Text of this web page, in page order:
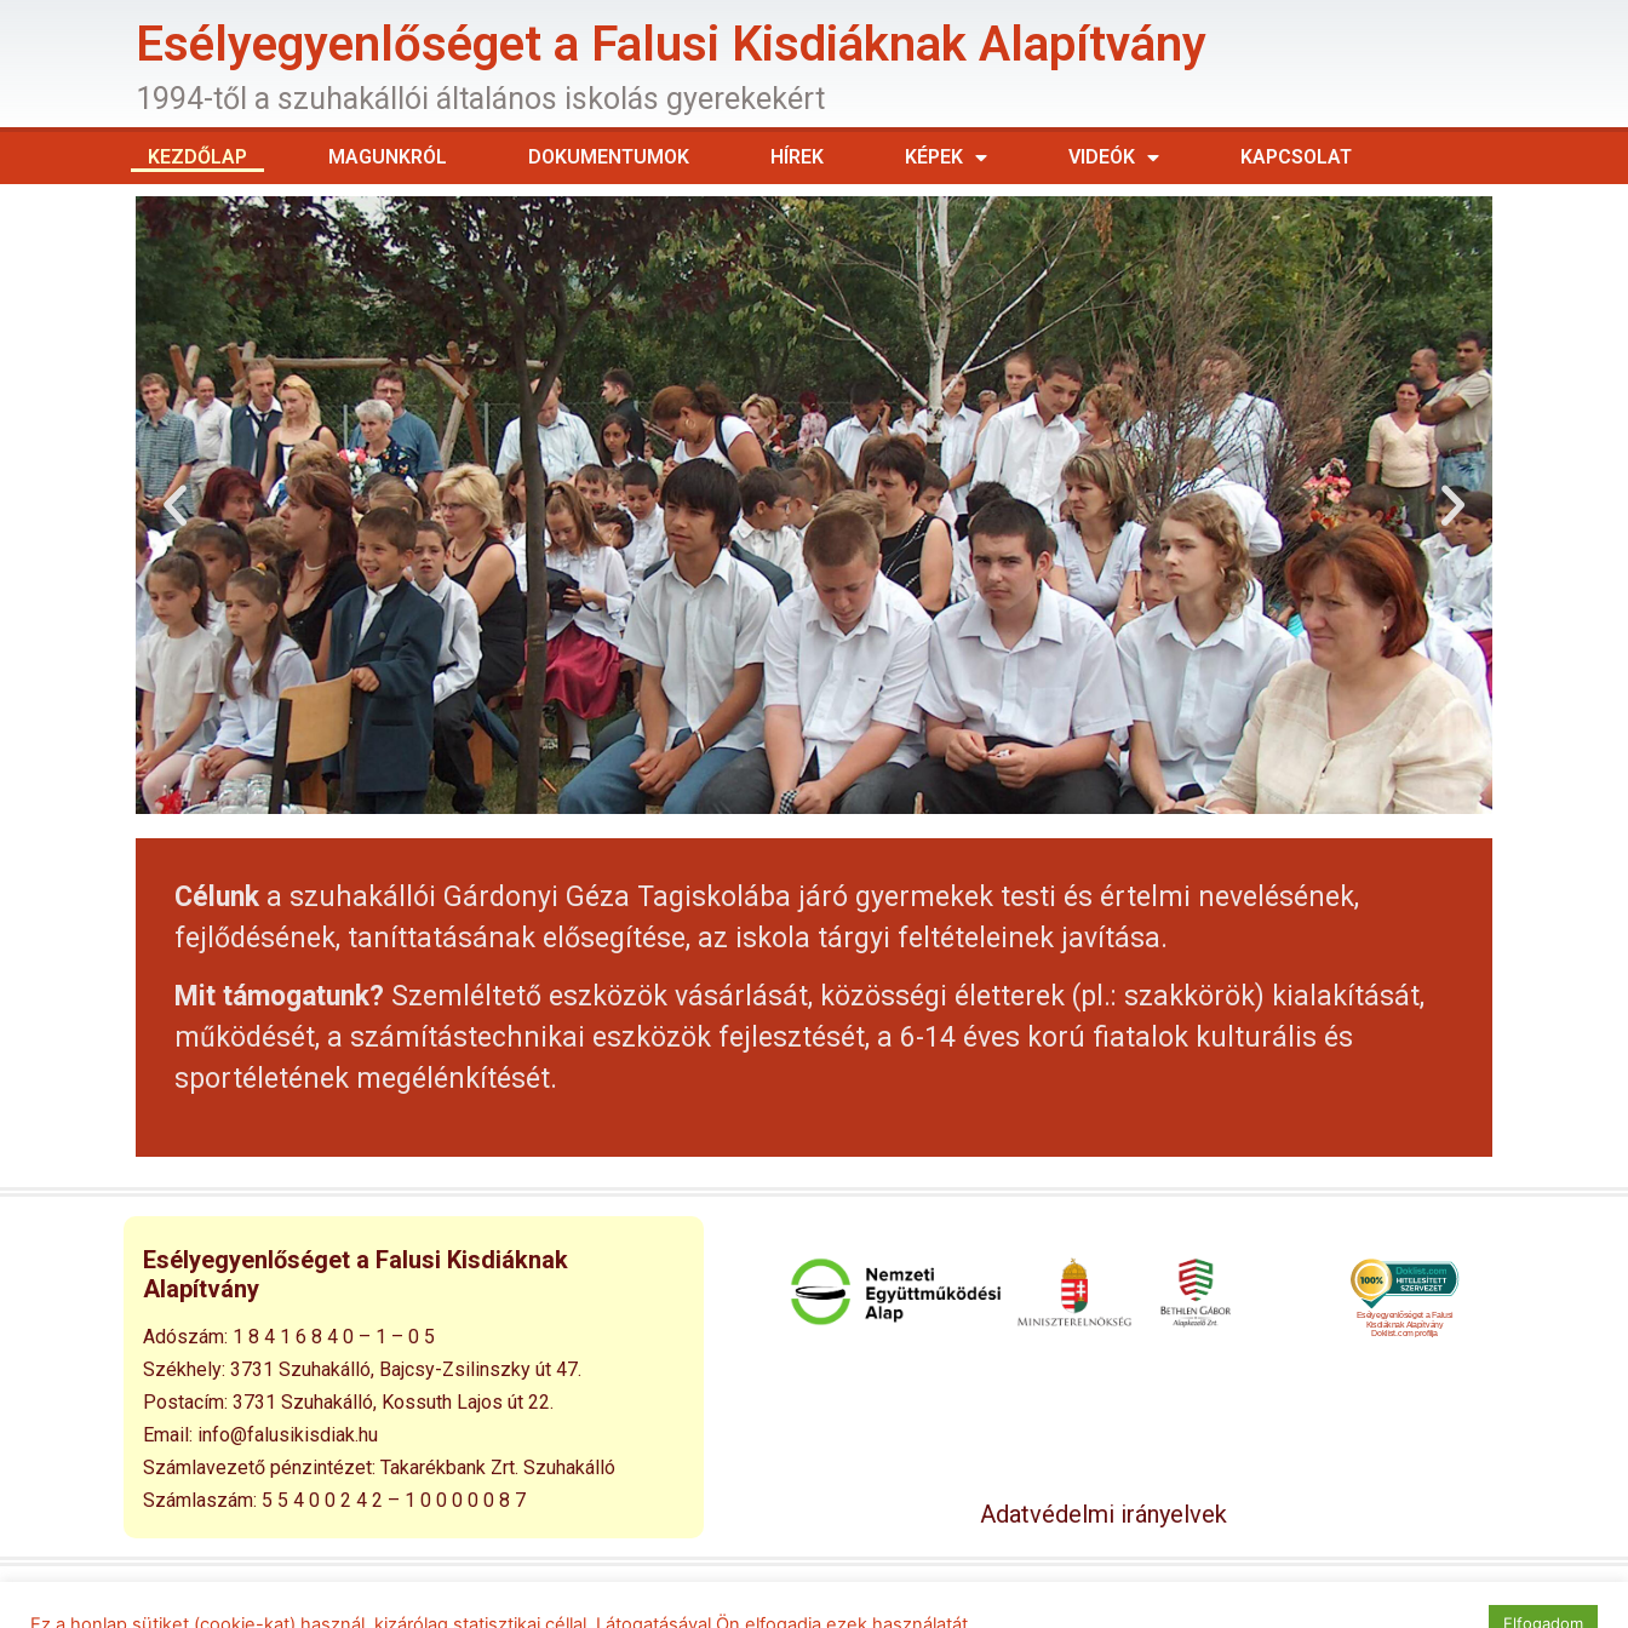
Esélyegyenlőséget a Falusi Kisdiáknak Alapítvány
1994-től a szuhakállói általános iskolás gyerekekért
KEZDŐLAP MAGUNKRÓL DOKUMENTUMOK HÍREK KÉPEK VIDEÓK KAPCSOLAT
Célunk a szuhakállói Gárdonyi Géza Tagiskolába járó gyermekek testi és értelmi nevelésének,
fejlődésének, taníttatásának elősegítése, az iskola tárgyi feltételeinek javítása.
Mit támogatunk? Szemléltető eszközök vásárlását, közösségi életterek (pl.: szakkörök) kialakítását,
működését, a számítástechnikai eszközök fejlesztését, a 6-14 éves korú fiatalok kulturális és
sportéletének megélénkítését.
Esélyegyenlőséget a Falusi Kisdiáknak
Alapítvány
Adószám: 1 8 4 1 6 8 4 0 – 1 – 0 5
Székhely: 3731 Szuhakálló, Bajcsy-Zsilinszky út 47.
Postacím: 3731 Szuhakálló, Kossuth Lajos út 22.
Email: info@falusikisdiak.hu
Számlavezető pénzintézet: Takarékbank Zrt. Szuhakálló
Számlaszám: 5 5 4 0 0 2 4 2 – 1 0 0 0 0 0 8 7
Esélyegyenlőséget a Falusi
Kisdiáknak Alapítvány
Doklist.com profilja
Adatvédelmi irányelvek
Elfogadom